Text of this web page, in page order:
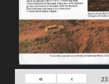
23
›
»